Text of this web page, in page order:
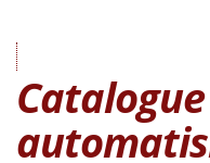
Catalogue